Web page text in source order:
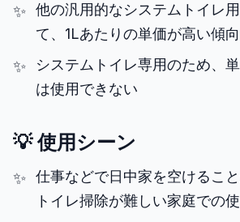
他の汎用的なシステムトイレ
て、1Lあたりの単価が高い傾
システムトイレ専用のため、
は使用できない
💡 使用シーン
仕事などで日中家を空けるこ
トイレ掃除が難しい家庭での